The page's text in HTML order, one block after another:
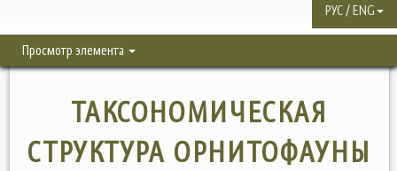
РУС / ENG
Просмотр элемента
ТАКСОНОМИЧЕСКАЯ
СТРУКТУРА ОРНИТОФАУНЫ